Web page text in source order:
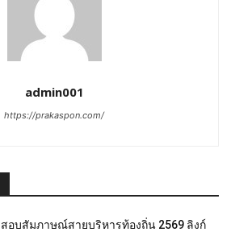
admin001
https://prakaspon.com/
สอบสัมภาษณ์สายบริหารท้องถิ่น 2569 ลิงก์